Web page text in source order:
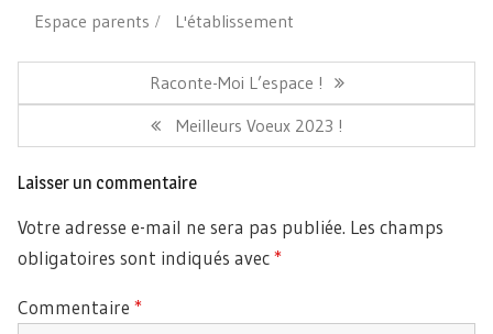
Espace parents L'établissement
l’article
Article
Précédent:
Raconte-Moi L’espace !
Article
Suivant:
Meilleurs Voeux 2023 !
Laisser un commentaire
Votre adresse e-mail ne sera pas publiée. Les champs
obligatoires sont indiqués avec*
Commentaire *